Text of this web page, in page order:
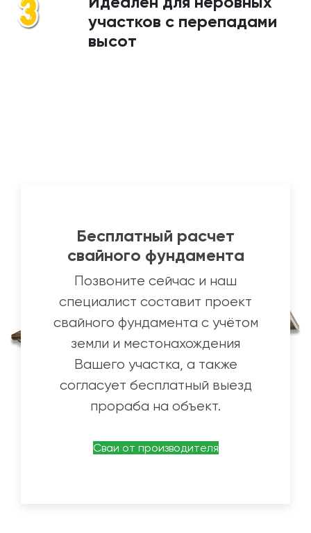
участков с перепадами
высот
Бесплатный расчет
свайного фундамента
Позвоните сейчас и наш
специалист составит проект
свайного фундамента с учётом
земли и местонахождения
Вашего участка, а также
согласует бесплатный выезд
прораба на объект.
Сваи от производителя